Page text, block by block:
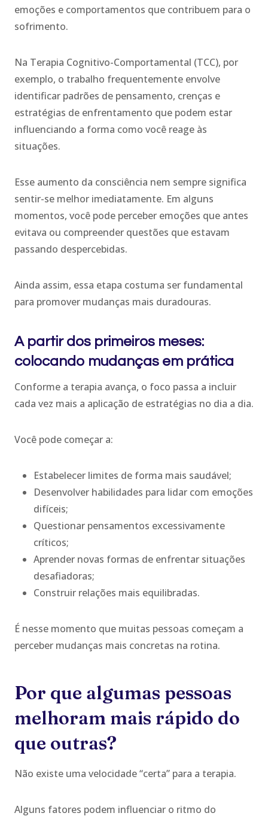
emoções e comportamentos que contribuem para o
sofrimento.
Na Terapia Cognitivo-Comportamental (TCC), por
exemplo, o trabalho frequentemente envolve
identificar padrões de pensamento, crenças e
estratégias de enfrentamento que podem estar
influenciando a forma como você reage às
situações.
Esse aumento da consciência nem sempre significa
sentir-se melhor imediatamente. Em alguns
momentos, você pode perceber emoções que antes
evitava ou compreender questões que estavam
passando despercebidas.
Ainda assim, essa etapa costuma ser fundamental
para promover mudanças mais duradouras.
A partir dos primeiros meses:
colocando mudanças em prática
Conforme a terapia avança, o foco passa a incluir
cada vez mais a aplicação de estratégias no dia a dia.
Você pode começar a:
Estabelecer limites de forma mais saudável;
Desenvolver habilidades para lidar com emoções
difíceis;
Questionar pensamentos excessivamente
críticos;
Aprender novas formas de enfrentar situações
desafiadoras;
Construir relações mais equilibradas.
É nesse momento que muitas pessoas começam a
perceber mudanças mais concretas na rotina.
Por que algumas pessoas
melhoram mais rápido do
que outras?
Não existe uma velocidade “certa” para a terapia.
Alguns fatores podem influenciar o ritmo do